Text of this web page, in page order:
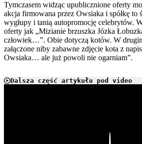
Tymczasem widząc upublicznione oferty
akcja firmowana przez Owsiaka i spółkę to
wygłupy i tanią autopromocję celebrytów.
oferty jak „Mizianie brzuszka Józka
człowiek…”. Obie dotyczą kotów. W
załączone niby zabawne zdjęcie kota z
Owsiaka… ale już powoli nie ogarniam”.
Dalsza część artykułu pod video